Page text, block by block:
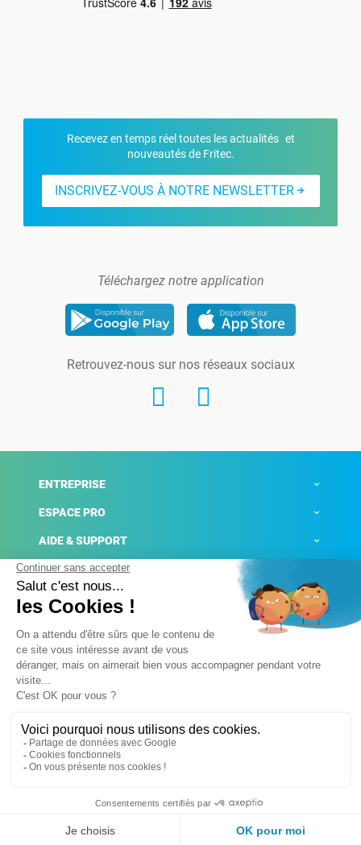
Recevez en temps réel toutes les actualités et
nouveautés de Fritec.
INSCRIVEZ-VOUS À NOTRE NEWSLETTER
Téléchargez notre application
Retrouvez-nous sur nos réseaux sociaux
ENTREPRISE
ESPACE PRO
AIDE & SUPPORT
ACTUALITÉS
Mentions légales
Conditions générales de ventes
Plateforme de signalement